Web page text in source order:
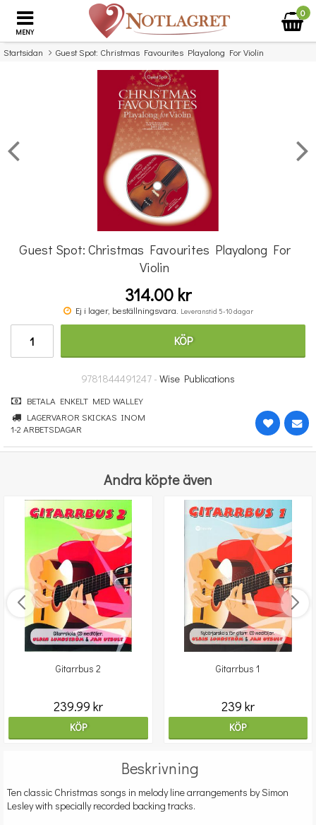
MENY
0
Startsidan Guest Spot: Christmas Favourites Playalong For Violin
Missa inte detta...
Guest Spot: Jazz Playalong for Alto Saxophone
314 kr
Guest Spot: Christmas Favourites Playalong For
Violin
314.00 kr
Ej i lager, beställningsvara. Leveranstid 5-10 dagar
KÖP
9781844491247 - Wise Publications
BETALA ENKELT MED WALLEY
LAGERVAROR SKICKAS INOM
1-2 ARBETSDAGAR
Andra köpte även
Gitarrbus 2
239.99 kr
KÖP
Gitarrbus 1
239 kr
KÖP
Beskrivning
Ten classic Christmas songs in melody line arrangements by Simon
Lesley with specially recorded backing tracks.